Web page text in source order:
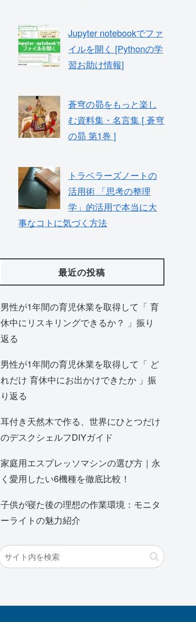
Jupyter notebookでファ
イルを開く [Pythonの学
習お助け情報]
蒼穹の昴をもっと楽し
む資料集・名言集 [ 蒼穹
の昴 第1巻 ]
トラベラーズノートの
活用術 「思考の整理
学」的活用で本当に大
事なコトに気づく方法
最近の投稿
男性が1年間の育児休業を取得して「 育
休中にリスキリングできるか？ 」振り
返る
男性が1年間の育児休業を取得して「 ど
れだけ 育休中にお出かけできたか 」振
り返る
耳付き天然木で作る、世界にひとつだけ
のデスクシェルフDIYガイド
家庭用エスプレッソマシンの選び方｜永
く愛用したい6機種を徹底比較！
子供が寝た後の理想の作業環境：モニタ
ーライトの魅力紹介